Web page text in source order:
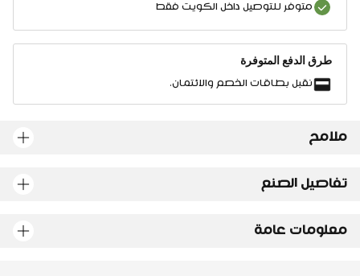
متوفر للتوصيل داخل الكويت فقط
طرق الدفع المتوفرة
نقبل بطاقات الخصم والائتمان.
ملامح
تفاصيل الصنع
معلومات عامة